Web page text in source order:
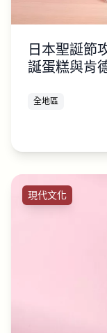
日本聖誕節
誕蛋糕與肯
全地區
現代文化